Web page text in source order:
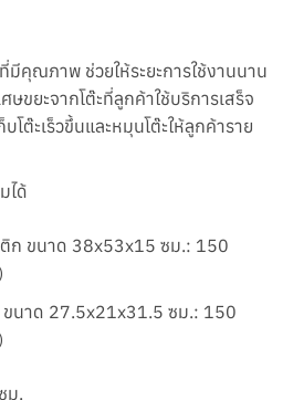
คุณภาพ ช่วยให้ระยะการใช้งานนาน
ษขยะจากโต๊ะที่ลูกค้าใช้บริการเสร็จ
โต๊ะเร็วขึ้นและหมุนโต๊ะให้ลูกค้าราย
ได้
ติก ขนาด 38x53x15 ซม.: 150
นาด 27.5x21x31.5 ซม.: 150
ม.